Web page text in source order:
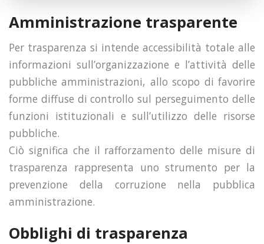
Amministrazione trasparente
Per trasparenza si intende accessibilità totale alle
informazioni sull’organizzazione e l’attività delle
pubbliche amministrazioni, allo scopo di favorire
forme diffuse di controllo sul perseguimento delle
funzioni istituzionali e sull’utilizzo delle risorse
pubbliche.
Ciò significa che il rafforzamento delle misure di
trasparenza rappresenta uno strumento per la
prevenzione della corruzione nella pubblica
amministrazione.
Obblighi di trasparenza